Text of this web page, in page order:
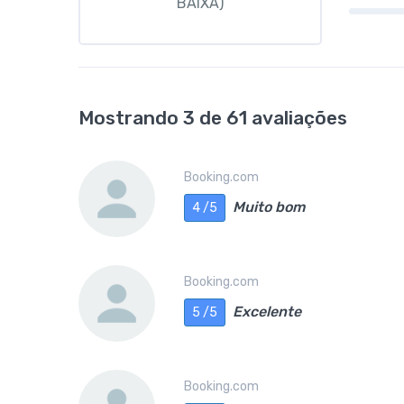
Mostrando 3 de 61 avaliações
Booking.com
4 /5
Muito bom
Booking.com
5 /5
Excelente
Booking.com